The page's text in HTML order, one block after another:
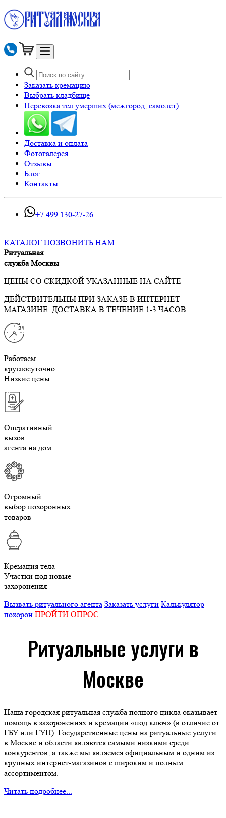
Заказать кремацию
Выбрать кладбище
Перевозка тел умерших (межгород, самолет)
Доставка и оплата
Фотогалерея
Отзывы
Блог
Контакты
+7 499 130-27-26
КАТАЛОГ ПОЗВОНИТЬ НАМ
Ритуальная
служба Москвы
ЦЕНЫ СО СКИДКОЙ УКАЗАННЫЕ НА САЙТЕ
ДЕЙСТВИТЕЛЬНЫ ПРИ ЗАКАЗЕ В ИНТЕРНЕТ-
МАГАЗИНЕ. ДОСТАВКА В ТЕЧЕНИЕ 1-3 ЧАСОВ
Работаем
круглосуточно.
Низкие цены
Оперативный
вызов
агента на дом
Огромный
выбор похоронных
товаров
Кремация тела
Участки под новые
захоронения
Вызвать ритуального агента Заказать услуги Калькулятор
похорон ПРОЙТИ ОПРОС
Ритуальные услуги в
Москве
Наша городская ритуальная служба полного цикла оказывает
помощь в захоронениях и кремации «под ключ» (в отличие от
ГБУ или ГУП). Государственные цены на ритуальные услуги
в Москве и области являются самыми низкими среди
конкурентов, а также мы являемся официальным и одним из
крупных интернет-магазинов с широким и полным
ассортиментом.
Читать подробнее...